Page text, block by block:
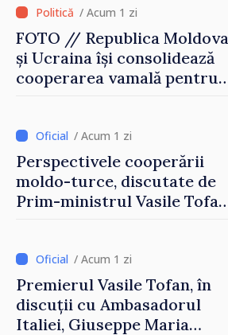
/ Acum 1 zi
FOTO // Republica Moldova
și Ucraina își consolidează
cooperarea vamală pentru
Reuniune la Moghiliov-
Podolsk
/ Acum 1 zi
Perspectivele cooperării
moldo-turce, discutate de
Prim-ministrul Vasile Tofan
/ Acum 1 zi
Premierul Vasile Tofan, în
discuții cu Ambasadorul
Italiei, Giuseppe Maria